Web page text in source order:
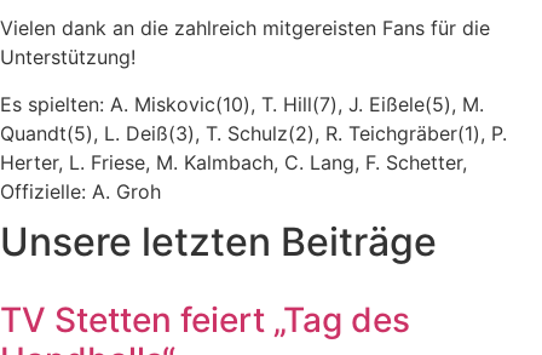
Vielen dank an die zahlreich mitgereisten Fans für die
Unterstützung!
Es spielten: A. Miskovic(10), T. Hill(7), J. Eißele(5), M.
Quandt(5), L. Deiß(3), T. Schulz(2), R. Teichgräber(1), P.
Herter, L. Friese, M. Kalmbach, C. Lang, F. Schetter,
Offizielle: A. Groh
Unsere letzten Beiträge
TV Stetten feiert „Tag des